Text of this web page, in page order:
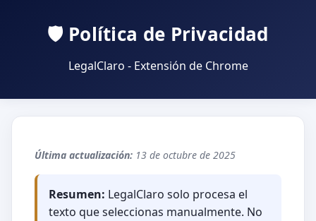
🛡️ Política de Privacidad
LegalClaro - Extensión de Chrome
Última actualización: 13 de octubre de 2025
Resumen: LegalClaro solo procesa el
texto que seleccionas manualmente. No